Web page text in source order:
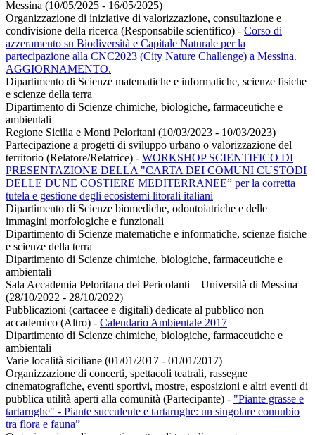
Messina (10/05/2025 - 16/05/2025)
Organizzazione di iniziative di valorizzazione, consultazione e
condivisione della ricerca (Responsabile scientifico) - Corso di
azzeramento su Biodiversità e Capitale Naturale per la
partecipazione alla CNC2023 (City Nature Challenge) a Messina.
AGGIORNAMENTO.
Dipartimento di Scienze matematiche e informatiche, scienze fisiche
e scienze della terra
Dipartimento di Scienze chimiche, biologiche, farmaceutiche e
ambientali
Regione Sicilia e Monti Peloritani (10/03/2023 - 10/03/2023)
Partecipazione a progetti di sviluppo urbano o valorizzazione del
territorio (Relatore/Relatrice) - WORKSHOP SCIENTIFICO DI
PRESENTAZIONE DELLA "CARTA DEI COMUNI CUSTODI
DELLE DUNE COSTIERE MEDITERRANEE” per la corretta
tutela e gestione degli ecosistemi litorali italiani
Dipartimento di Scienze biomediche, odontoiatriche e delle
immagini morfologiche e funzionali
Dipartimento di Scienze matematiche e informatiche, scienze fisiche
e scienze della terra
Dipartimento di Scienze chimiche, biologiche, farmaceutiche e
ambientali
Sala Accademia Peloritana dei Pericolanti – Università di Messina
(28/10/2022 - 28/10/2022)
Pubblicazioni (cartacee e digitali) dedicate al pubblico non
accademico (Altro) - Calendario Ambientale 2017
Dipartimento di Scienze chimiche, biologiche, farmaceutiche e
ambientali
Varie località siciliane (01/01/2017 - 01/01/2017)
Organizzazione di concerti, spettacoli teatrali, rassegne
cinematografiche, eventi sportivi, mostre, esposizioni e altri eventi di
pubblica utilità aperti alla comunità (Partecipante) - "Piante grasse e
tartarughe" - Piante succulente e tartarughe: un singolare connubio
tra flora e fauna”